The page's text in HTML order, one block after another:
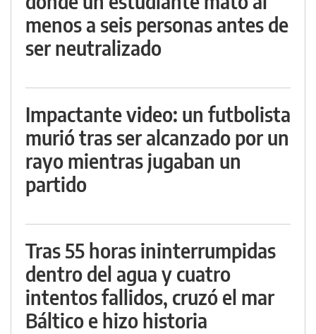
menos a seis personas antes de
ser neutralizado
Impactante video: un futbolista
murió tras ser alcanzado por un
rayo mientras jugaban un
partido
Tras 55 horas ininterrumpidas
dentro del agua y cuatro
intentos fallidos, cruzó el mar
Báltico e hizo historia